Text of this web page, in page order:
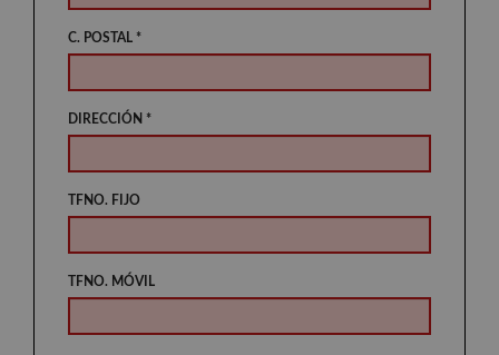
C. POSTAL *
DIRECCIÓN *
TFNO. FIJO
TFNO. MÓVIL